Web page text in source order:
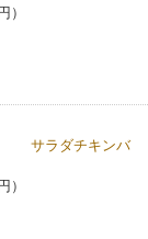
）
ラダチキンバ
）